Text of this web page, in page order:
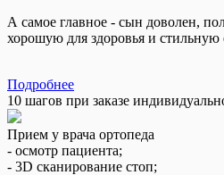
А самое главное - сын доволен,
хорошую для здоровья и стильную
Подробнее
10 шагов при заказе
Прием у врача ортопеда
- осмотр пациента;
- 3D сканирование стоп;